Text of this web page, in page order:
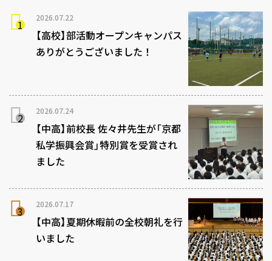
2026.07.22
【高校】部活動オープンキャンパス
ありがとうございました！
2026.07.24
【中高】前校長 佐々井先生が「京都
私学振興会賞」特別賞を受賞され
ました
2026.07.17
【中高】夏期休暇前の全校朝礼を行
いました